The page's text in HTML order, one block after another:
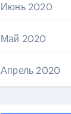
Июнь 2020
Май 2020
Апрель 2020